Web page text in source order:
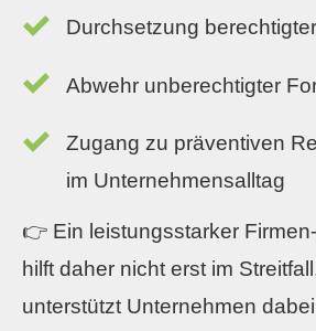
Durchsetzung
Abwehr unberechtigter
Zugang zu präventiven
im Unternehmensalltag
👉 Ein leistungsstarker
hilft daher nicht erst im
unterstützt Unternehmen